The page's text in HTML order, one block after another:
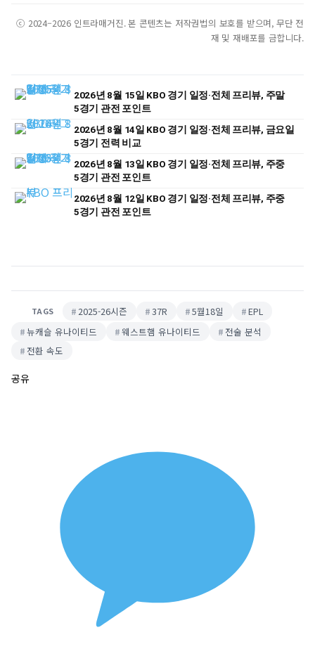
ⓒ 2024–2026 인트라매거진. 본 콘텐츠는 저작권법의 보호를 받으며, 무단 전
재 및 재배포를 금합니다.
2026년 8월 15일 KBO 경기 일정·전체 프리뷰, 주말
5경기 관전 포인트
2026년 8월 14일 KBO 경기 일정·전체 프리뷰, 금요일
5경기 전력 비교
2026년 8월 13일 KBO 경기 일정·전체 프리뷰, 주중
5경기 관전 포인트
2026년 8월 12일 KBO 경기 일정·전체 프리뷰, 주중
5경기 관전 포인트
TAGS 2025-26시즌 37R 5월18일
EPL
뉴캐슬 유나이티드
웨스트햄 유나이티드
전술 분석
전환 속도
공유